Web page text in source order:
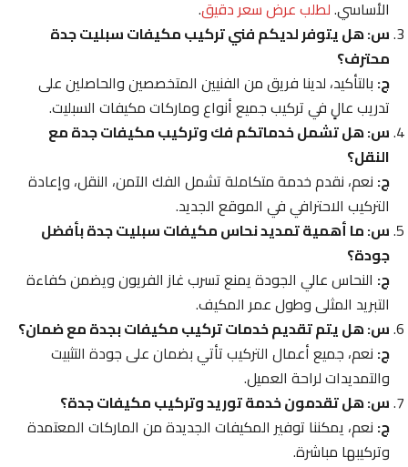
الأساسي.لطلب عرض سعر دقيق.
س: هل يتوفر لديكم فني تركيب مكيفات سبليت جدة
محترف؟
ج: بالتأكيد، لدينا فريق من الفنيين المتخصصين والحاصلين على
تدريب عالٍ في تركيب جميع أنواع وماركات مكيفات السبليت.
س: هل تشمل خدماتكم فك وتركيب مكيفات جدة مع
النقل؟
ج: نعم، نقدم خدمة متكاملة تشمل الفك الآمن، النقل، وإعادة
التركيب الاحترافي في الموقع الجديد.
س: ما أهمية تمديد نحاس مكيفات سبليت جدة بأفضل
جودة؟
ج: النحاس عالي الجودة يمنع تسرب غاز الفريون ويضمن كفاءة
التبريد المثلى وطول عمر المكيف.
س: هل يتم تقديم خدمات تركيب مكيفات بجدة مع ضمان؟
ج: نعم، جميع أعمال التركيب تأتي بضمان على جودة التثبيت
والتمديدات لراحة العميل.
س: هل تقدمون خدمة توريد وتركيب مكيفات جدة؟
ج: نعم، يمكننا توفير المكيفات الجديدة من الماركات المعتمدة
وتركيبها مباشرة.